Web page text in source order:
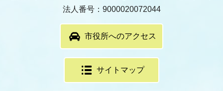
法人番号：9000020072044
市役所へのアクセス
サイトマップ